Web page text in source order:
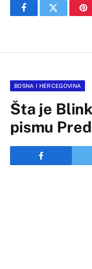
FacebookTwitter
BOSNA I HERCEGOVINA
Šta je
pismu